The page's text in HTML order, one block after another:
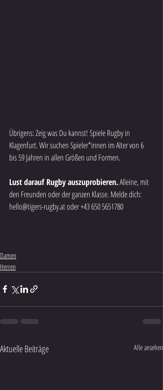
Übrigens: Zeig was Du kannst! Spiele Rugby in
Klagenfurt. Wir suchen Spieler*innen im Alter von 6
bis 59 Jahren in allen Größen und Formen.
Lust darauf Rugby auszuprobieren. Alleine, mit
den Freunden oder der ganzen Klasse. Melde dich:
hello@tigers-rugby.at oder +43 650 5651780
Damen
Herren
Aktuelle Beiträge Alle ansehen